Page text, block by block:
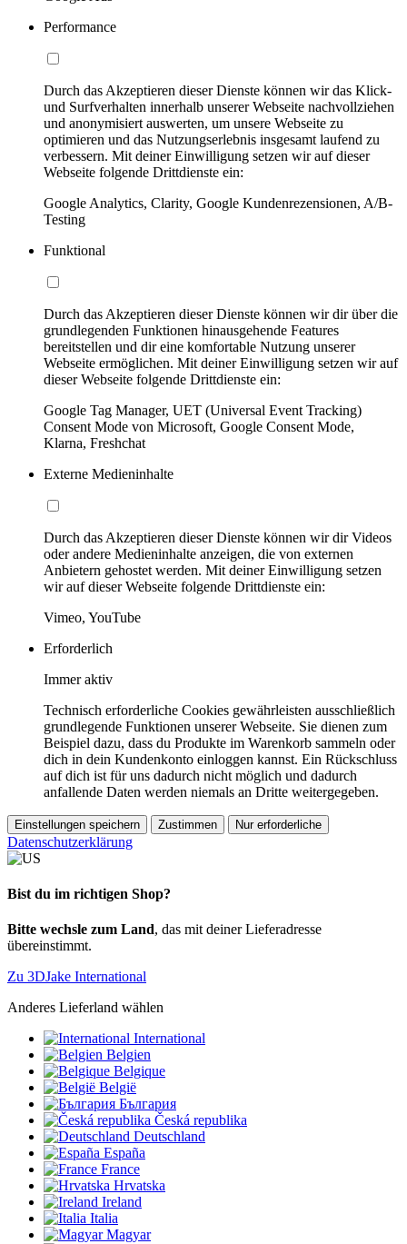
Performance
Durch das Akzeptieren dieser Dienste können wir das Klick-
und Surfverhalten innerhalb unserer Webseite nachvollziehen
und anonymisiert auswerten, um unsere Webseite zu
optimieren und das Nutzungserlebnis insgesamt laufend zu
verbessern. Mit deiner Einwilligung setzen wir auf dieser
Webseite folgende Drittdienste ein:
Google Analytics, Clarity, Google Kundenrezensionen, A/B-
Testing
Funktional
Durch das Akzeptieren dieser Dienste können wir dir über die
grundlegenden Funktionen hinausgehende Features
bereitstellen und dir eine komfortable Nutzung unserer
Webseite ermöglichen. Mit deiner Einwilligung setzen wir auf
dieser Webseite folgende Drittdienste ein:
Google Tag Manager, UET (Universal Event Tracking)
Consent Mode von Microsoft, Google Consent Mode,
Klarna, Freshchat
Externe Medieninhalte
Durch das Akzeptieren dieser Dienste können wir dir Videos
oder andere Medieninhalte anzeigen, die von externen
Anbietern gehostet werden. Mit deiner Einwilligung setzen
wir auf dieser Webseite folgende Drittdienste ein:
Vimeo, YouTube
Erforderlich
Immer aktiv
Technisch erforderliche Cookies gewährleisten ausschließlich
grundlegende Funktionen unserer Webseite. Sie dienen zum
Beispiel dazu, dass du Produkte im Warenkorb sammeln oder
dich in dein Kundenkonto einloggen kannst. Ein Rückschluss
auf dich ist für uns dadurch nicht möglich und dadurch
anfallende Daten werden niemals an Dritte weitergegeben.
Einstellungen speichern Zustimmen Nur erforderliche
Datenschutzerklärung
Bist du im richtigen Shop?
Bitte wechsle zum Land, das mit deiner Lieferadresse
übereinstimmt.
Zu 3DJake International
Anderes Lieferland wählen
International
Belgien
Belgique
België
България
Česká republika
Deutschland
España
France
Hrvatska
Ireland
Italia
Magyar